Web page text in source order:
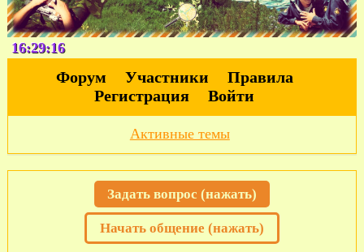
16:29:17
Форум Участники
Правила
Регистрация
Войти
Активные темы
Задать вопрос (нажать)
Начать общение (нажать)